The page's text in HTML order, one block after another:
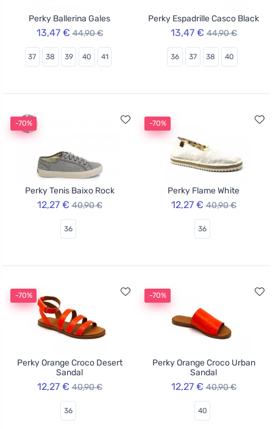
Perky Ballerina Gales
13,47 € 44,90 €
37 38 39 40 41
Perky Espadrille Casco Black
13,47 € 44,90 €
36 37 38 40
-70%
Perky Tenis Baixo Rock
12,27 € 40,90 €
36
-70%
Perky Flame White
12,27 € 40,90 €
36
-70%
Perky Orange Croco Desert
Sandal
12,27 € 40,90 €
36
-70%
Perky Orange Croco Urban
Sandal
12,27 € 40,90 €
40